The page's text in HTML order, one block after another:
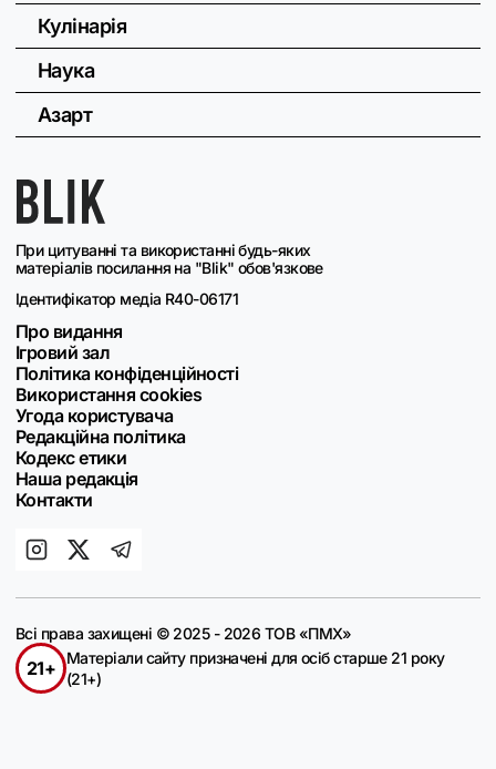
При цитуванні та використанні будь-яких
матеріалів посилання на "Blik" обов'язкове
Ідентифікатор медіа R40-06171
Про видання
Ігровий зал
Політика конфіденційності
Використання cookies
Угода користувача
Редакційна політика
Кодекс етики
Наша редакція
Контакти
Кулінарія
Наука
Азарт
Всі права захищені © 2025 - 2026 ТОВ «ПМХ»
21+
Матеріали сайту призначені для осіб старше 21 року
(21+)